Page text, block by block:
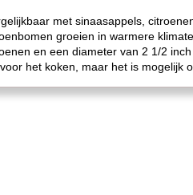
met sinaasappels,
groeien in warmere
en een diameter van 2 1/2
het koken, maar het is mogelijk